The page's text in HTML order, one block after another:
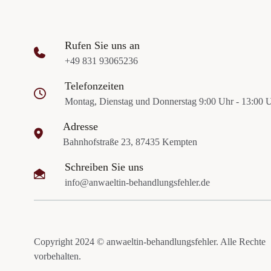
Rufen Sie uns an
+49 831 93065236
Telefonzeiten
Montag, Dienstag und Donnerstag 9:00 Uhr - 13:00
Adresse
Bahnhofstraße 23, 87435 Kempten
Schreiben Sie uns
info@anwaeltin-behandlungsfehler.de
Copyright 2024 © anwaeltin-behandlungsfehler. Alle Rechte
vorbehalten.